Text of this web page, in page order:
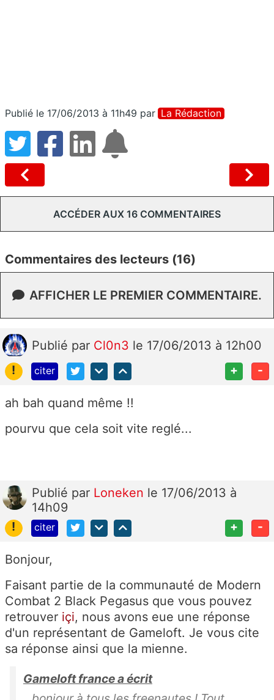
Publié le 17/06/2013 à 11h49 par La Rédaction
ACCÉDER AUX 16 COMMENTAIRES
Commentaires des lecteurs (16)
AFFICHER LE PREMIER COMMENTAIRE.
Publié par Cl0n3 le 17/06/2013 à 12h00
!
citer + -
ah bah quand même !!
pourvu que cela soit vite reglé...
Publié par Loneken le 17/06/2013 à
14h09
!
citer + -
Bonjour,
Faisant partie de la communauté de Modern
Combat 2 Black Pegasus que vous pouvez
retrouver içi, nous avons eue une réponse
d'un représentant de Gameloft. Je vous cite
sa réponse ainsi que la mienne.
Gameloft france a écrit